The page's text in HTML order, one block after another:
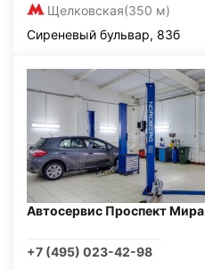
Щелковская(350 м)
Сиреневый бульвар, 83б
Автосервис Проспект Мира
+7 (495) 023-42-98